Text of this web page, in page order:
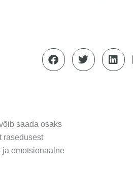
saada osaks
rasedusest
emotsionaalne